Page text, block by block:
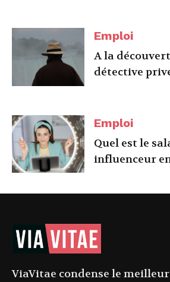
Emploi
A la
détective
Emploi
Quel est le
influenceur
ViaVitae condense le